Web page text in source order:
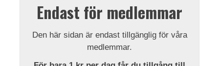
Endast för medlemmar
Den här sidan är endast tillgänglig för våra
medlemmar.